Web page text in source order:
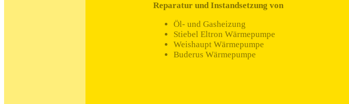
Reparatur und Instandsetzung von
Öl- und Gasheizung
Stiebel Eltron Wärmepumpe
Weishaupt Wärmepumpe
Buderus Wärmepumpe